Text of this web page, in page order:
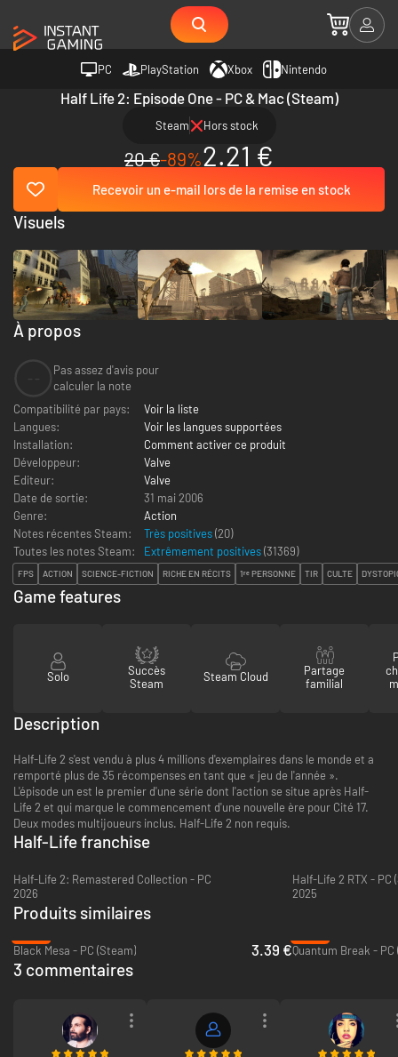
PC PlayStation Xbox Nintendo
Half Life 2: Episode One - PC & Mac (Steam)
Steam Hors stock
20 €-89%2.21 €
Recevoir un e-mail lors de la remise en stock
À propos
Pas assez d'avis pour
calculer la note
Compatibilité par pays:
Voir la liste
Langues:
Voir les langues supportées
Installation:
Comment activer ce produit
Développeur:
Valve
Editeur:
Valve
Date de sortie:
31 mai 2006
Genre:
Action
Notes récentes Steam:
Très positives(20)
Toutes les notes Steam:
Extrêmement positives(31369)
FPS ACTION SCIENCE-FICTION RICHE EN RÉCITS 1ʳᵉ PERSONNE TIR CULTE
Visuels
Game features
Solo
Succès
Steam
Steam Cloud
Partage
familial
Description
Half-Life 2 s'est vendu à plus 4 millions d'exemplaires dans le monde et a
remporté plus de 35 récompenses en tant que « jeu de l'année ».
L'épisode un est le premier d'une série dont l'action se situe après Half-
Life 2 et qui marque le commencement d'une nouvelle ère pour Cité 17.
Deux modes multijoueurs inclus. Half-Life 2 non requis.
Half-Life franchise
Half-Life 2: Remastered Collection - PC
2026
Half-Life 2 RTX - PC
2025
Produits similaires
Black Mesa - PC (Steam)
3.39 €Quantum Break - PC
3 commentaires